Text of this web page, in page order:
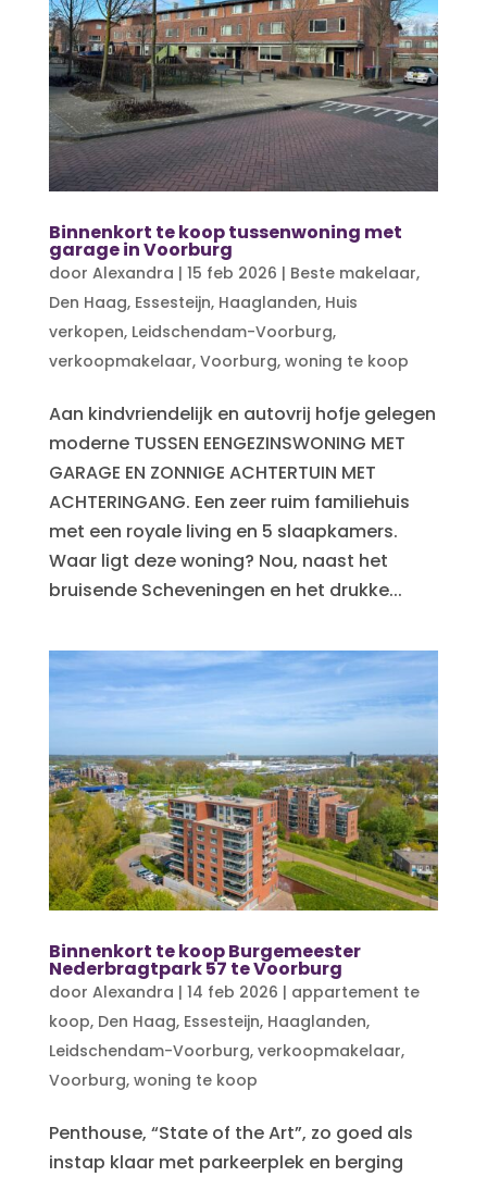
Binnenkort te koop tussenwoning met
garage in Voorburg
door Alexandra | 15 feb 2026 | Beste makelaar,
Den Haag, Essesteijn, Haaglanden, Huis
verkopen, Leidschendam-Voorburg,
verkoopmakelaar, Voorburg, woning te koop
Aan kindvriendelijk en autovrij hofje gelegen
moderne TUSSEN EENGEZINSWONING MET
GARAGE EN ZONNIGE ACHTERTUIN MET
ACHTERINGANG. Een zeer ruim familiehuis
met een royale living en 5 slaapkamers.
Waar ligt deze woning? Nou, naast het
bruisende Scheveningen en het drukke...
Binnenkort te koop Burgemeester
Nederbragtpark 57 te Voorburg
door Alexandra | 14 feb 2026 | appartement te
koop, Den Haag, Essesteijn, Haaglanden,
Leidschendam-Voorburg, verkoopmakelaar,
Voorburg, woning te koop
Penthouse, “State of the Art”, zo goed als
instap klaar met parkeerplek en berging